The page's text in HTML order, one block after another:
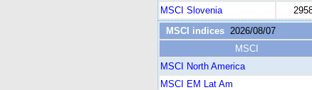
MSCI Slovenia
MSCI indices 2026/08/07
MSCI
MSCI North America
MSCI EM Lat Am